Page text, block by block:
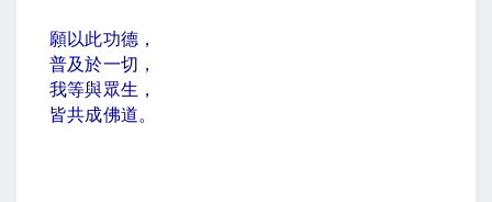
願以此功德，
普及於一切，
我等與眾生，
皆共成佛道。